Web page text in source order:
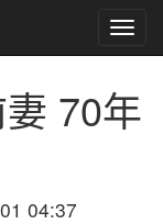
70年
04:37